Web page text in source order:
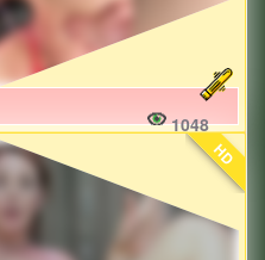
1048
HD